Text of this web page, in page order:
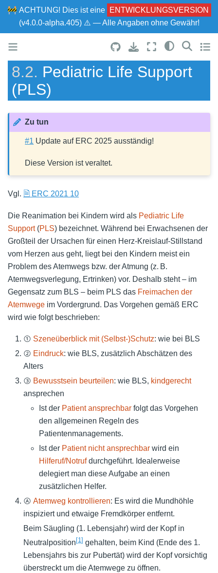
🚧 ACHTUNG! Dies ist eine
ENTWICKLUNGSVERSION
(v4.0.0-alpha.405) ⚠ — Alle Angaben ohne Gewähr!
8.2. Pediatric Life Support
(PLS)
Zu tun
#1 Update auf ERC 2025 ausständig!
Diese Version ist veraltet.
Vgl. 🗎 ERC 2021 10
Die Reanimation bei Kindern wird als Pediatric Life
Support(PLS) bezeichnet. Während bei Erwachsenen der
Großteil der Ursachen für einen Herz-Kreislauf-Stillstand
vom Herzen aus geht, liegt bei den Kindern meist ein
Problem des Atemwegs bzw. der Atmung (z. B.
Atemwegsverlegung, Ertrinken) vor. Deshalb steht – im
Gegensatz zum BLS – beim PLS das Freimachen der
Atemwege im Vordergrund. Das Vorgehen gemäß ERC
wird wie folgt beschrieben:
① Szeneüberblick mit (Selbst-)Schutz: wie bei BLS
② Eindruck: wie BLS, zusätzlich Abschätzen des
Alters
③ Bewusstsein beurteilen: wie BLS, kindgerecht
ansprechen
Ist der Patient ansprechbar folgt das Vorgehen
den allgemeinen Regeln des
Patientenmanagements.
Ist der Patient nicht ansprechbar wird ein
Hilferuf/Notrufdurchgeführt. Idealerweise
delegiert man diese Aufgabe an einen
zusätzlichen Helfer.
Ⓐ Atemweg kontrollieren: Es wird die Mundhöhle
inspiziert und etwaige Fremdkörper entfernt.
Beim Säugling (1. Lebensjahr) wird der Kopf in
Neutralposition [1] gehalten, beim Kind (Ende des 1.
Lebensjahrs bis zur Pubertät) wird der Kopf vorsichtig
überstreckt um die Atemwege zu öffnen.